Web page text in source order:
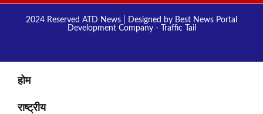
2024 Reserved ATD News | Designed by Best News Portal
Development Company- Traffic Tail
होम
राष्ट्रीय